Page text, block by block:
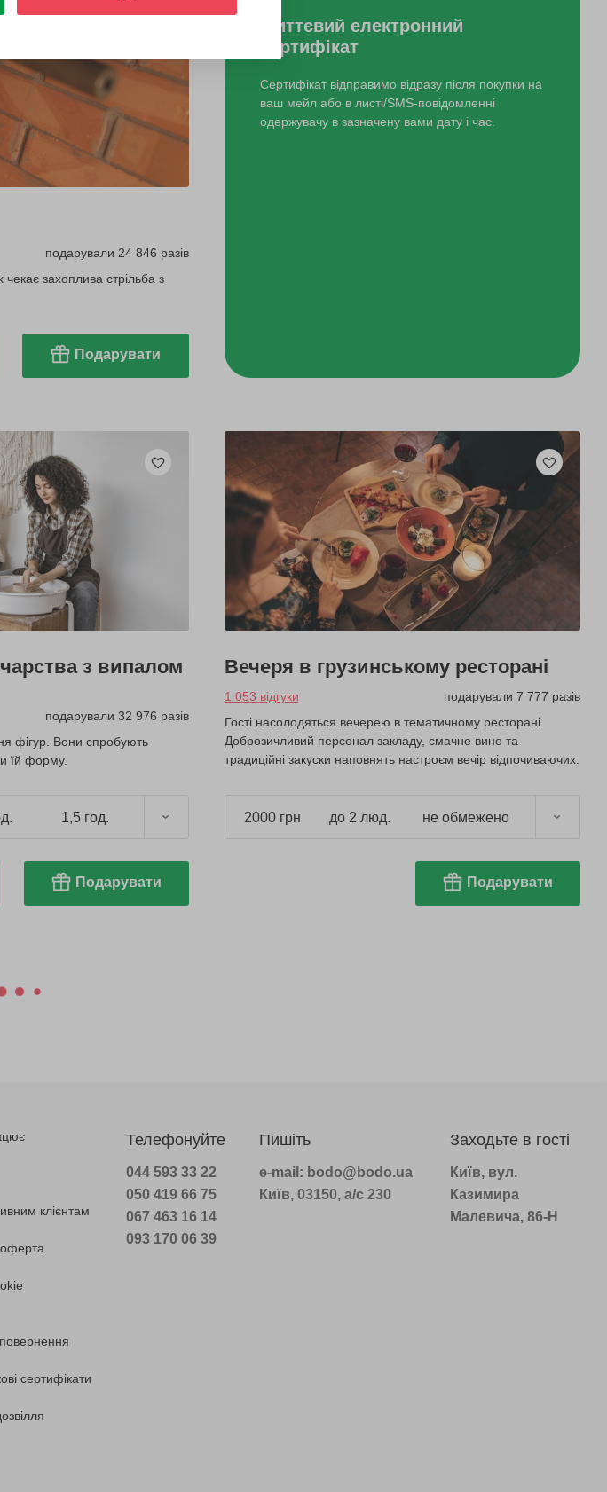
подарували 24 846 разів
чекає захоплива стрільба з
Подарувати
Миттєвий електронний
сертифікат
Сертифікат відправимо відразу після покупки на
ваш мейл або в листі/SMS-повідомленні
одержувачу в зазначену вами дату і час.
з випалом
подарували 32 976 разів
фігур. Вони спробують
їй форму.
1,5 год.
Подарувати
Вечеря в грузинському ресторані
1 053 відгуки
подарували 7 777 разів
Гості насолодяться вечерею в тематичному ресторані.
Доброзичливий персонал закладу, смачне вино та
традиційні закуски наповнять настроєм вечір відпочиваючих.
2000 грн до 2 люд. не обмежено
Подарувати
клієнтам
оферта
сертифікати
Телефонуйте
044 593 33 22
050 419 66 75
067 463 16 14
093 170 06 39
Пишіть
e-mail: bodo@bodo.ua
Київ, 03150, а/с 230
Заходьте в гості
Київ, вул.
Казимира
Малевича, 86-Н